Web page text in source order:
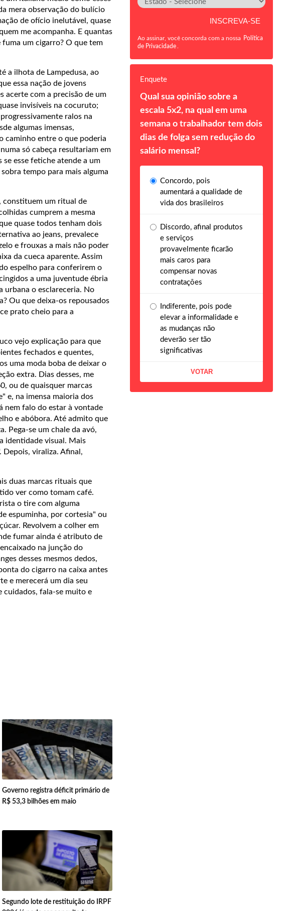
mera observação do bulício
de ofício inelutável, quase
me acompanha. E quantas
um cigarro? O que tem
a ilhota de Lampedusa, ao
essa nação de jovens
acerte com a precisão de um
invisíveis na cocuruto;
ralos na
algumas imensas,
caminho entre o que poderia
só cabeça resultariam em
se esse fetiche atende a um
tempo para mais alguma
constituem um ritual de
cumprem a mesma
quase todos tenham dois
ao jeans, prevalece
e frouxas a mais não poder
da cueca aparente. Assim
espelho para conferirem o
a uma juventude ébria
urbana o esclareceria. No
Ou que deixa-os repousados
prato cheio para a
vejo explicação para que
fechados e quentes,
uma moda boba de deixar o
extra. Dias desses, me
ou de quaisquer marcas
e, na imensa maioria dos
nem falo do estar à vontade
e abóbora. Até admito que
Pega-se um chale da avó,
identidade visual. Mais
viraliza. Afinal,
duas marcas rituais que
ver como tomam café.
o tire com alguma
espuminha, por cortesia" ou
Revolvem a colher em
fumar ainda é atributo de
na junção do
desses mesmos dedos,
do cigarro na caixa antes
e merecerá um dia seu
cuidados, fala-se muito e
Governo registra déficit primário de
R$ 53,3 bilhões em maio
Segundo lote de restituição do IRPF
Ao assinar, você concorda com a nossa Política
de Privacidade
Enquete
Qual sua opinião sobre a
escala 5x2, na qual em uma
semana o trabalhador tem dois
dias de folga sem redução do
salário mensal?
Concordo, pois
aumentará a qualidade de
vida dos brasileiros
Discordo, afinal produtos
e serviços
provavelmente ficarão
mais caros para
compensar novas
contratações
Indiferente, pois pode
elevar a informalidade e
as mudanças não
deverão ser tão
significativas